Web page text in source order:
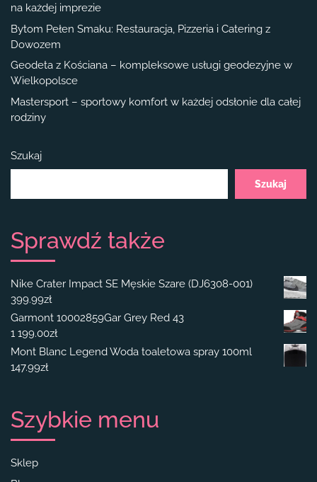
na każdej imprezie
Bytom Pełen Smaku: Restauracja, Pizzeria i Catering z
Dowozem
Geodeta z Kościana – kompleksowe usługi geodezyjne w
Wielkopolsce
Mastersport – sportowy komfort w każdej odsłonie dla całej
rodziny
Szukaj
Szukaj
Sprawdź także
Nike Crater Impact SE Męskie Szare (DJ6308-001)
399.99zł
Garmont 10002859Gar Grey Red 43
1 199.00zł
Mont Blanc Legend Woda toaletowa spray 100ml
147.99zł
Szybkie menu
Sklep